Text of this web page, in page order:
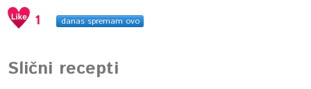
1 danas spremam ovo
Slični recepti